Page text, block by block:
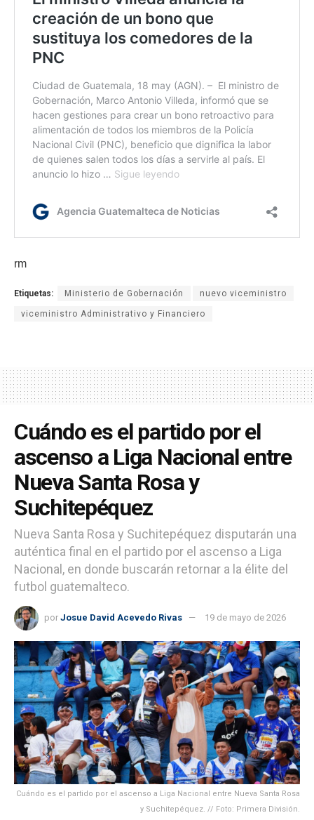
rm
Etiquetas: Ministerio de Gobernación nuevo viceministro
viceministro Administrativo y Financiero
Cuándo es el partido por el
ascenso a Liga Nacional entre
Nueva Santa Rosa y
Suchitepéquez
Nueva Santa Rosa y Suchitepéquez disputarán una
auténtica final en el partido por el ascenso a Liga
Nacional, en donde buscarán retornar a la élite del
futbol guatemalteco.
por Josue David Acevedo Rivas 19 de mayo de 2026
Cuándo es el partido por el ascenso a Liga Nacional entre Nueva Santa Rosa
y Suchitepéquez. // Foto: Primera División.